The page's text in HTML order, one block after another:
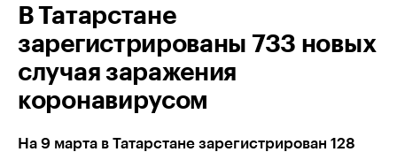
В Татарстане
зарегистрированы 733 новых
случая заражения
коронавирусом
На 9 марта в Татарстане зарегистрирован 128